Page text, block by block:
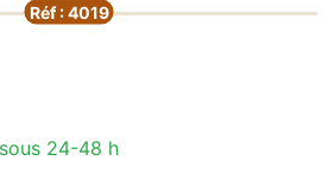
Réf : 4019
24-48 h